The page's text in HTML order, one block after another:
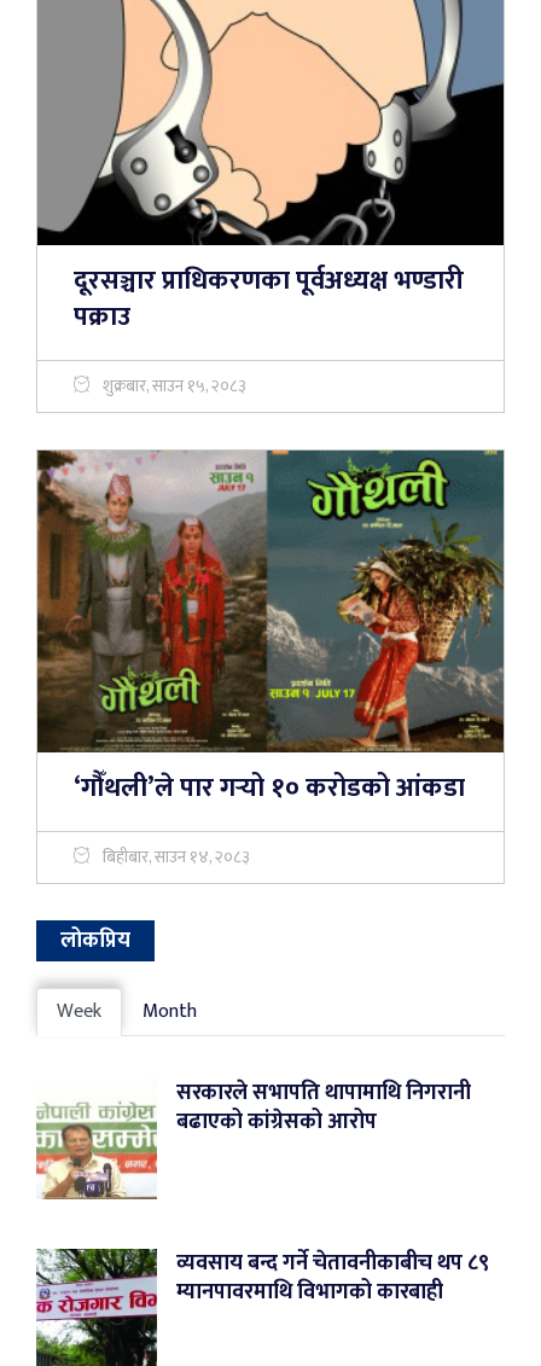
दूरसञ्चार प्राधिकरणका पूर्वअध्यक्ष भण्डारी
पक्राउ
शुक्रबार, साउन १५, २०८३
‘गौँथली’ले पार गर्‍यो १० करोडको आंकडा
बिहीबार, साउन १४, २०८३
लोकप्रिय
Week Month
सरकारले सभापति थापामाथि निगरानी
बढाएको कांग्रेसको आरोप
व्यवसाय बन्द गर्ने चेतावनीकाबीच थप ८९
म्यानपावरमाथि विभागको कारबाही